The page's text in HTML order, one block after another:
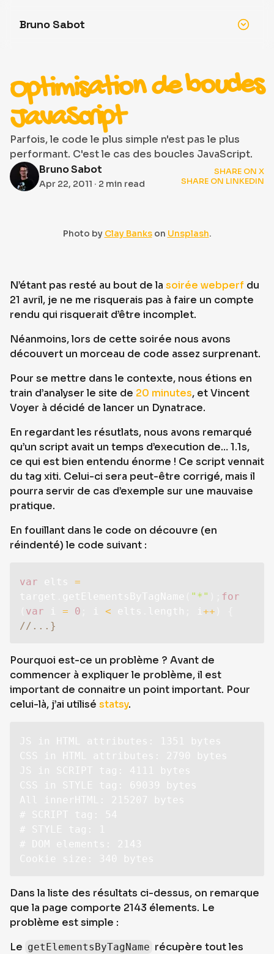
Bruno Sabot
Optimisation de boucles
JavaScript
Parfois, le code le plus simple n'est pas le plus
performant. C'est le cas des boucles JavaScript.
Bruno Sabot
Apr 22, 2011 · 2 min read
SHARE ON X
SHARE ON LINKEDIN
Photo by Clay Bankson Unsplash.
N’étant pas resté au bout de la soirée webperf du
21 avril, je ne me risquerais pas à faire un compte
rendu qui risquerait d’être incomplet.
Néanmoins, lors de cette soirée nous avons
découvert un morceau de code assez surprenant.
Pour se mettre dans le contexte, nous étions en
train d’analyser le site de 20 minutes, et Vincent
Voyer à décidé de lancer un Dynatrace.
En regardant les résutlats, nous avons remarqué
qu’un script avait un temps d’execution de… 1.1s,
ce qui est bien entendu énorme ! Ce script vennait
du tag xiti. Celui-ci sera peut-être corrigé, mais il
pourra servir de cas d’exemple sur une mauvaise
pratique.
En fouillant dans le code on découvre (en
réindenté) le code suivant :
var elts =
target
getElementsByTagName "*"
for
var i = 0 i < elts length i++
//...}
Pourquoi est-ce un problème ? Avant de
commencer à expliquer le problème, il est
important de connaitre un point important. Pour
celui-là, j’ai utilisé statsy.
JS in HTML attributes: 1351 bytes
CSS in HTML attributes: 2790 bytes
JS in SCRIPT tag: 4111 bytes
CSS in STYLE tag: 69039 bytes
All innerHTML: 215207 bytes
# SCRIPT tag: 54
# STYLE tag: 1
# DOM elements: 2143
Cookie size: 340 bytes
Dans la liste des résultats ci-dessus, on remarque
que la page comporte 2143 élements. Le
problème est simple :
Le getElementsByTagName récupère tout les